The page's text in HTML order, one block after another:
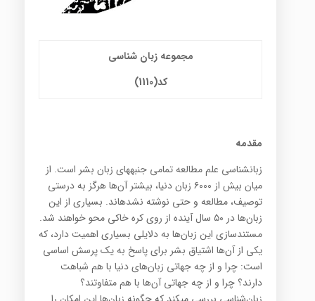
مجموعه زبان شناسی
کد(1110)
مقدمه
زبان­شناسی علم مطالعه تمامی جنبه­های زبان بشر است. از
میان بیش از ۶۰۰۰ زبان دنیا، بیشتر آن‌ها هرگز به درستی
توصیف، مطالعه و حتی نوشته نشده­اند. بسیاری از این
زبان‌ها در ۵۰ سال آینده از روی کره خاکی محو خواهند شد.
مستندسازی این زبان‌ها به دلایلی بسیاری اهمیت دارد، که
یکی از آن‌ها اشتیاق بشر برای پاسخ به یک پرسش اساسی
است: چرا و از چه جهاتی زبان‌های دنیا با هم شباهت
دارند؟ چرا و از چه جهاتی آن‌ها با هم متفاوتند؟